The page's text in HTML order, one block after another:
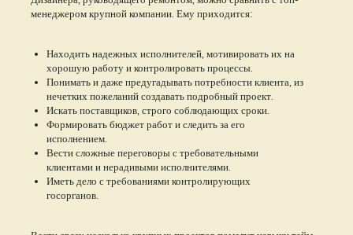
менеджером крупной компании. Ему приходится:
Находить надежных исполнителей, мотивировать их на
хорошую работу и контролировать процессы.
Понимать и даже предугадывать потребности клиента, из
нечетких пожеланий создавать подробный проект.
Искать поставщиков, строго соблюдающих сроки.
Формировать бюджет работ и следить за его
исполнением.
Вести сложные переговоры с требовательными
клиентами и нерадивыми исполнителями.
Иметь дело с требованиями контролирующих
госорганов.